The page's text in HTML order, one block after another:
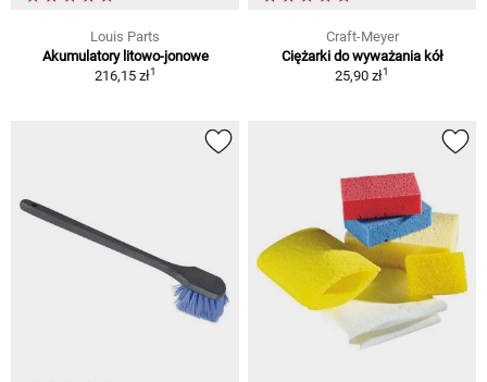
Louis Parts
Akumulatory litowo-jonowe
216,15 zł1
Craft-Meyer
Ciężarki do wyważania kół
25,90 zł1